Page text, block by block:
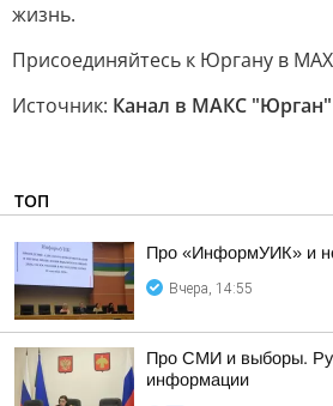
жизнь.
Присоединяйтесь к Юргану в
Источник: Канал в МАКС "Юрган"
ТОП
Про «ИнформУИК» и
Вчера, 14:55
Про СМИ и выборы.
информации